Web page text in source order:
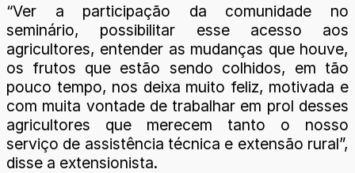
“Ver a participação da comunidade no
seminário, possibilitar esse acesso aos
agricultores, entender as mudanças que houve,
os frutos que estão sendo colhidos, em tão
pouco tempo, nos deixa muito feliz, motivada e
com muita vontade de trabalhar em prol desses
agricultores que merecem tanto o nosso
serviço de assistência técnica e extensão rural”,
disse a extensionista.